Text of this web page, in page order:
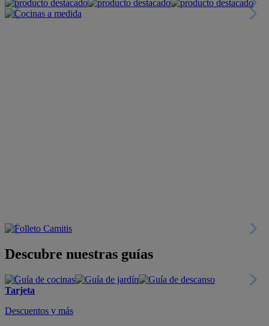
Descubre nuestras guías
Tarjeta
Descuentos y más